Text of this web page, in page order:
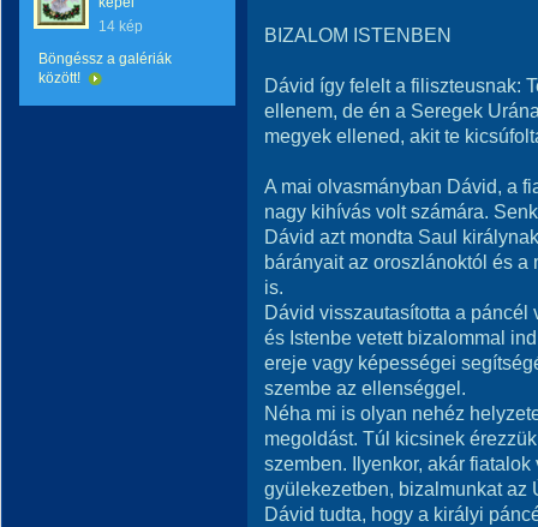
14 kép
Böngéssz a galériák
között!
BIZALOM ISTENBEN
Dávid így felelt a filiszteusnak:
ellenem, de én a Seregek
megyek ellened, akit te
A mai olvasmányban Dávid, a
nagy kihívás volt számára.
Dávid azt mondta Saul
bárányait az oroszlánoktól és
is.
Dávid visszautasította a páncél
és Istenbe vetett bizalommal
ereje vagy képességei
szembe az ellenséggel.
Néha mi is olyan nehéz
megoldást. Túl kicsinek
szemben. Ilyenkor, akár
gyülekezetben, bizalmunkat az
Dávid tudta, hogy a királyi